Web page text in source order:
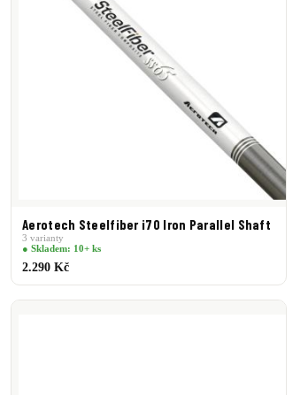
Aerotech Steelfiber i70 Iron Parallel Shaft
3 varianty
● Skladem: 10+ ks
2.290 Kč